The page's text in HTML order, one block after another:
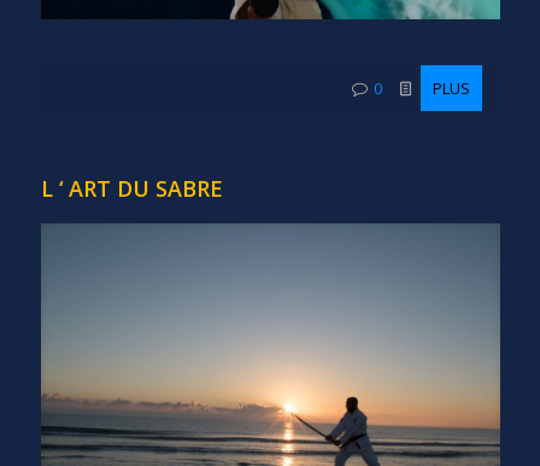
0 PLUS
L ‘ ART DU SABRE